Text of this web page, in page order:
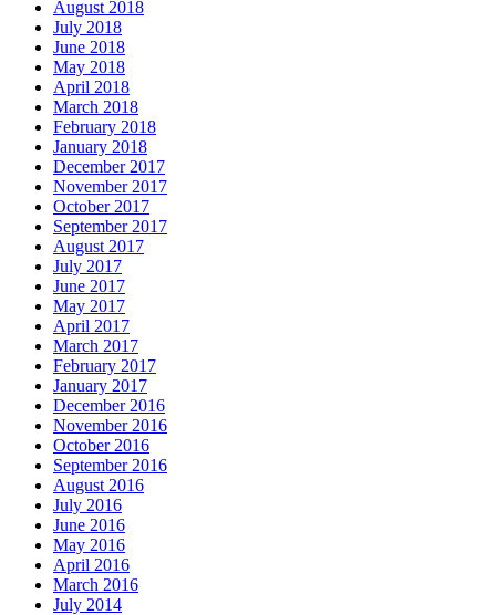
August 2018
July 2018
June 2018
May 2018
April 2018
March 2018
February 2018
January 2018
December 2017
November 2017
October 2017
September 2017
August 2017
July 2017
June 2017
May 2017
April 2017
March 2017
February 2017
January 2017
December 2016
November 2016
October 2016
September 2016
August 2016
July 2016
June 2016
May 2016
April 2016
March 2016
July 2014